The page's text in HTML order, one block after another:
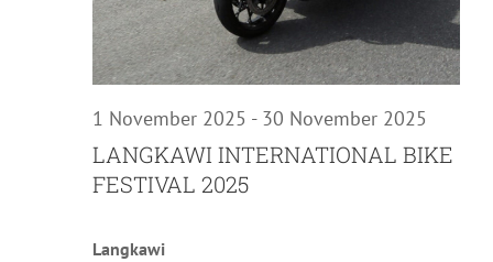
LANGKAWI INTERNATIONAL BIKE
FESTIVAL 2025
1 November 2025 - 30 November 2025
Langkawi